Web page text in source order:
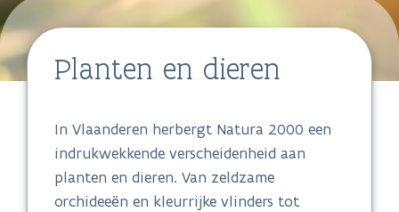
Planten en dieren
In Vlaanderen herbergt Natura 2000 een
indrukwekkende verscheidenheid aan
planten en dieren. Van zeldzame
orchideeën en kleurrijke vlinders tot